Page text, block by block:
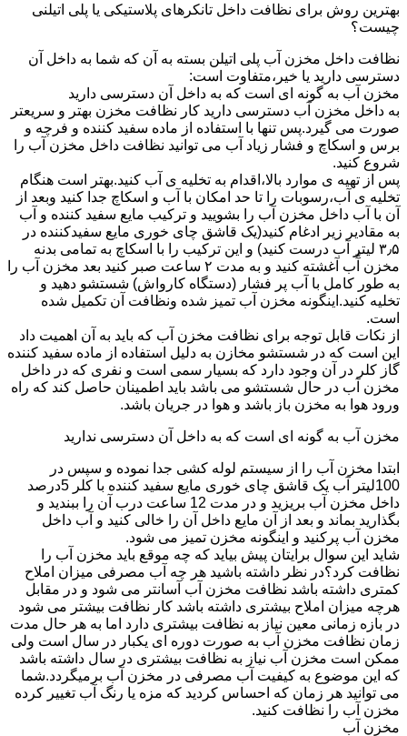
بهترین روش برای نظافت داخل تانکرهای پلاستیکی یا پلی اتیلنی
چیست؟
نظافت داخل مخزن آب پلی اتیلن بسته به آن که شما به داخل آن
دسترسی دارید یا خیر،متفاوت است:
مخزن آب به گونه ای است که به داخل آن دسترسی دارید
به داخل مخزن آب دسترسی دارید کار نظافت مخزن بهتر و سریعتر
صورت می گیرد.پس تنها با استفاده از ماده سفید کننده و فرچه و
برس و اسکاچ و فشار زیاد آب می توانید نظافت داخل مخزن آب را
شروع کنید.
پس از تهیه ی موارد بالا،اقدام به تخلیه ی آب کنید.بهتر است هنگام
تخلیه ی آب،رسوبات را تا حد امکان با آب و اسکاچ جدا کنید وبعد از
آن با آب داخل مخزن آب را بشویید و ترکیب مایع سفید کننده و آب
به مقادیر زیر ادغام کنید(یک قاشق چای خوری مایع سفیدکننده در
۳٫۵ لیتر آب درست کنید) و این ترکیب را با اسکاچ به تمامی بدنه
مخزن آّب آغشته کنید و به مدت ۲ ساعت صبر کنید بعد مخزن آب را
به طور کامل با آب پر فشار (دستگاه کارواش) شستشو دهید و
تخلیه کنید.اینگونه مخزن آب تمیز شده ونظافت آن تکمیل شده
است.
از نکات قابل توجه برای نظافت مخزن آب که باید به آن اهمیت داد
این است که در شستشو مخازن به دلیل استفاده از ماده سفید کننده
گاز کلر در آن وجود دارد که بسیار سمی است و نفری که در داخل
مخزن آب در حال شستشو می باشد باید اطمینان حاصل کند که راه
ورود هوا به مخزن باز باشد و هوا در جریان باشد.
مخزن آب به گونه ای است که به داخل آن دسترسی ندارید
ابتدا مخزن آب را از سیستم لوله کشی جدا نموده و سپس در
100لیتر آب یک قاشق چای خوری مایع سفید کننده با کلر 5درصد
داخل مخزن آب بریزید و در مدت 12 ساعت درب آن را ببندید و
بگذارید بماند و بعد از آن مایع داخل آن را خالی کنید و آب داخل
مخزن آب پرکنید و اینگونه مخزن تمیز می شود.
شاید این سوال برایتان پیش بیاید که چه موقع باید مخزن آب را
نظافت کرد؟در نظر داشته باشید هر چه آب مصرفی میزان املاح
کمتری داشته باشد نظافت مخزن آب آسانتر می شود و در مقابل
هرچه میزان املاح بیشتری داشته باشد کار نظافت بیشتر می شود
در بازه زمانی معین نیاز به نظافت بیشتری دارد اما به هر حال مدت
زمان نظافت مخزن آب به صورت دوره ای یکبار در سال است ولی
ممکن است مخزن آب نیاز به نظافت بیشتری در سال داشته باشد
که این موضوع به کیفیت آب مصرفی در مخزن آب برمیگردد.شما
می توانید هر زمان که احساس کردید که مزه یا رنگ آب تغییر کرده
مخزن آب را نظافت کنید.
مخزن آب